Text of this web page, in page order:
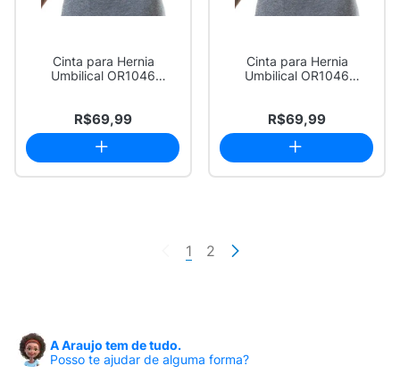
Cinta para Hernia
Umbilical OR1046
R$69,99
Cinta para Hernia
Umbilical OR1046
R$69,99
1 2
A Araujo tem de tudo.
Posso te ajudar de alguma forma?